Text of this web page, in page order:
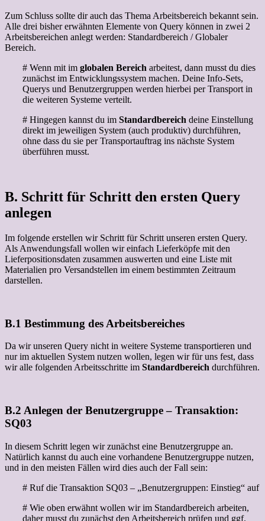
Zum Schluss sollte dir auch das Thema Arbeitsbereich bekannt sein.
Alle drei bisher erwähnten Elemente von Query können in zwei 2
Arbeitsbereichen anlegt werden: Standardbereich / Globaler
Bereich.
# Wenn mit im globalen Bereich arbeitest, dann musst du dies
zunächst im Entwicklungssystem machen. Deine Info-Sets,
Querys und Benutzergruppen werden hierbei per Transport in
die weiteren Systeme verteilt.
# Hingegen kannst du im Standardbereich deine Einstellung
direkt im jeweiligen System (auch produktiv) durchführen,
ohne dass du sie per Transportauftrag ins nächste System
überführen musst.
B. Schritt für Schritt den ersten Query
anlegen
Im folgende erstellen wir Schritt für Schritt unseren ersten Query.
Als Anwendungsfall wollen wir einfach Lieferköpfe mit den
Lieferpositionsdaten zusammen auswerten und eine Liste mit
Materialien pro Versandstellen im einem bestimmten Zeitraum
darstellen.
B.1 Bestimmung des Arbeitsbereiches
Da wir unseren Query nicht in weitere Systeme transportieren und
nur im aktuellen System nutzen wollen, legen wir für uns fest, dass
wir alle folgenden Arbeitsschritte im Standardbereich durchführen.
B.2 Anlegen der Benutzergruppe – Transaktion:
SQ03
In diesem Schritt legen wir zunächst eine Benutzergruppe an.
Natürlich kannst du auch eine vorhandene Benutzergruppe nutzen,
und in den meisten Fällen wird dies auch der Fall sein:
# Ruf die Transaktion SQ03 – „Benutzergruppen: Einstieg“ auf
# Wie oben erwähnt wollen wir im Standardbereich arbeiten,
daher musst du zunächst den Arbeitsbereich prüfen und ggf.